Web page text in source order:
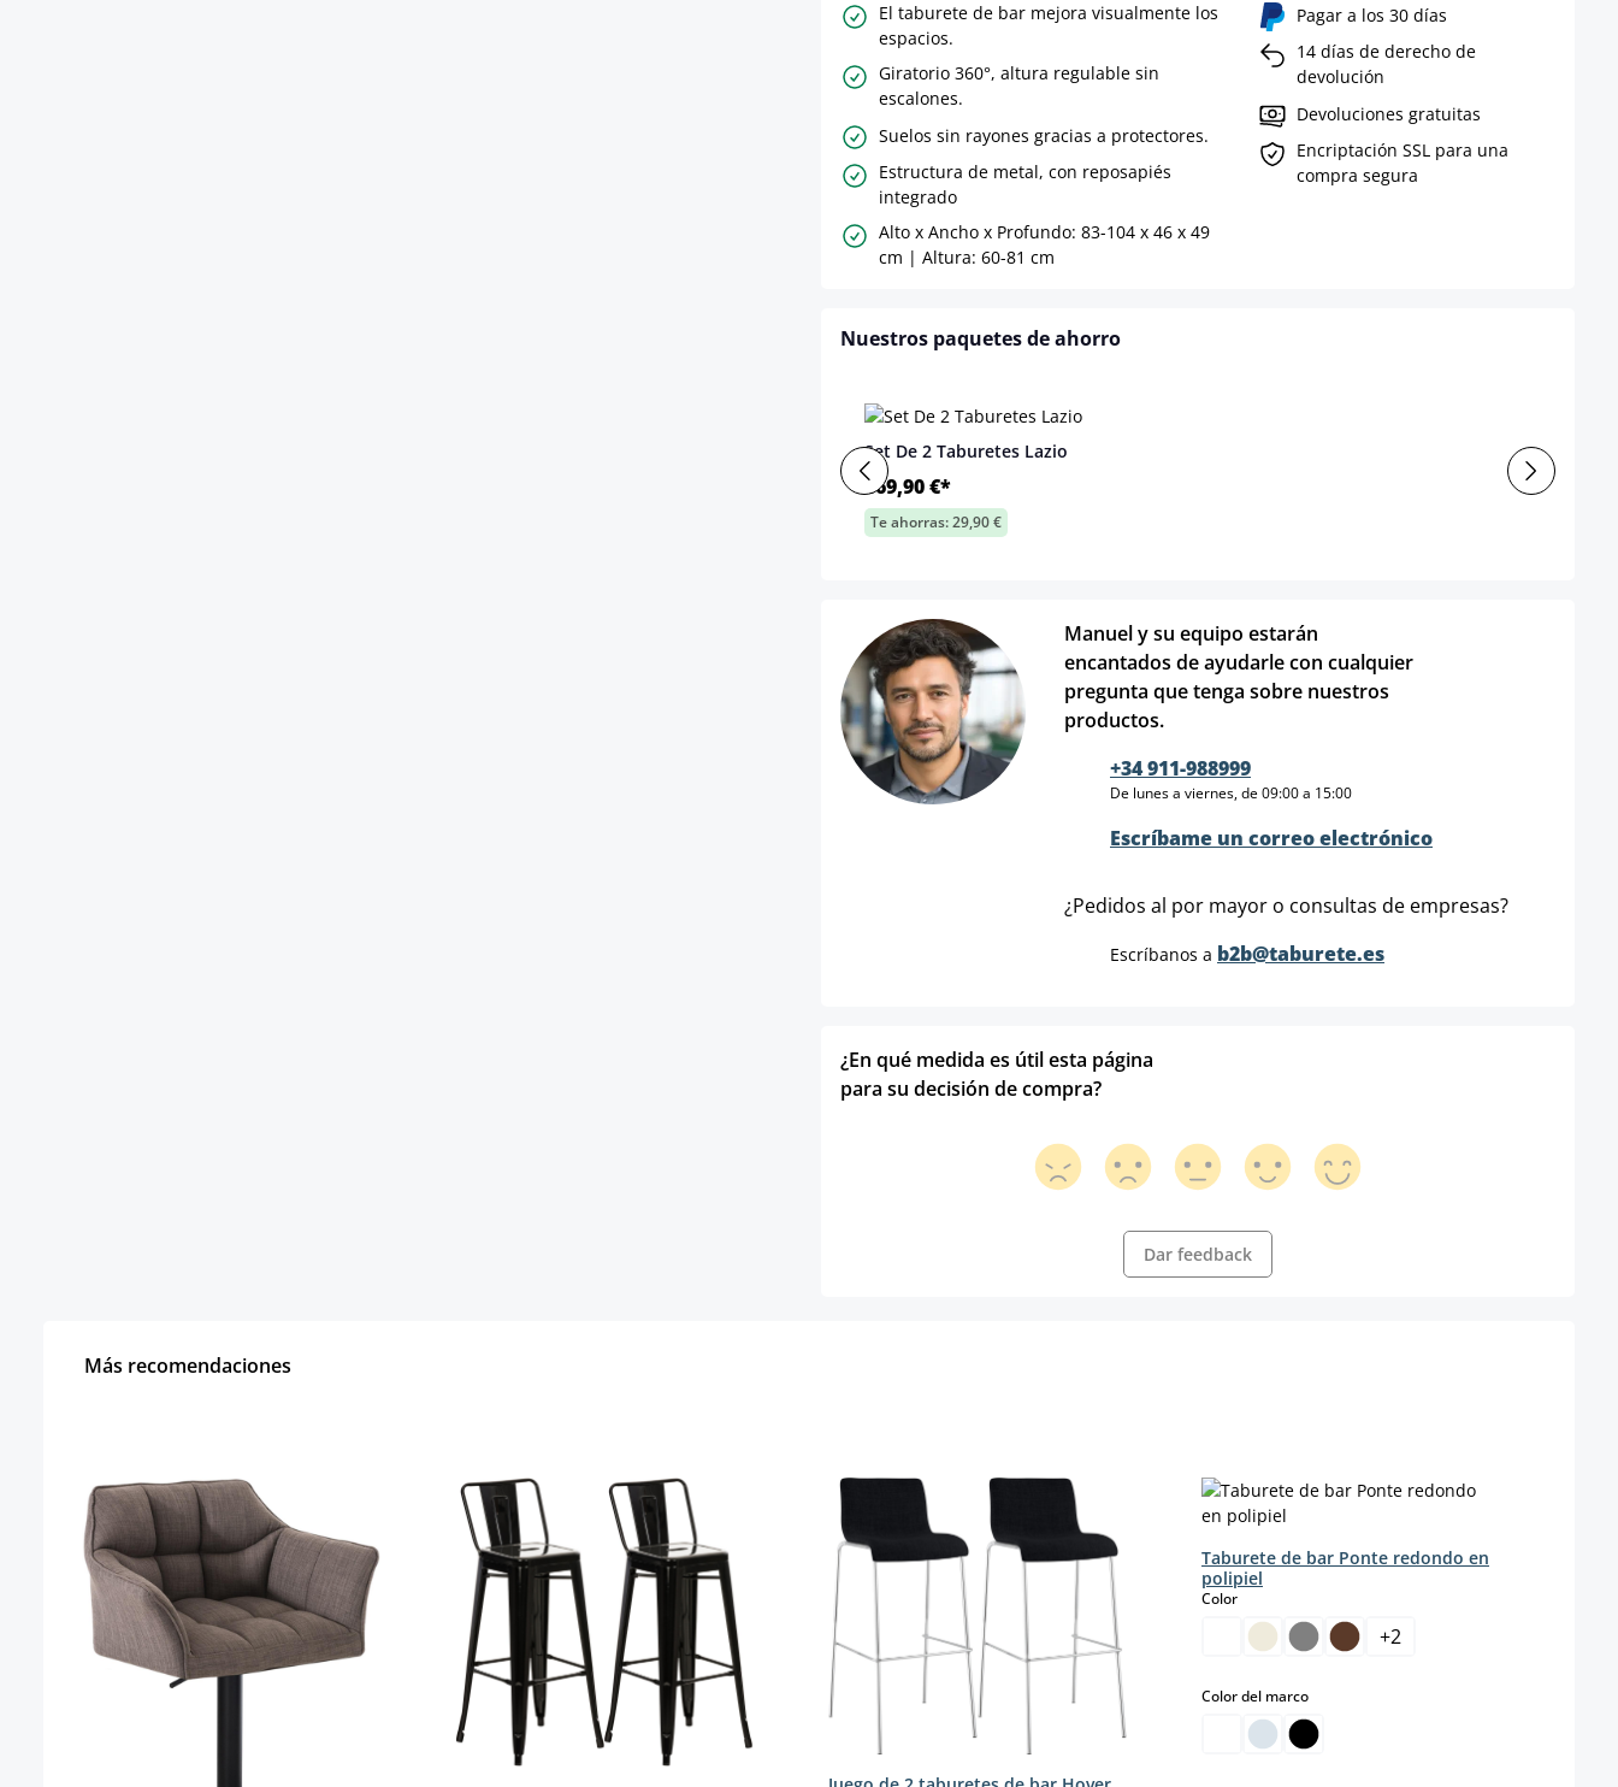
El taburete de bar mejora visualmente los
espacios.
Giratorio 360°, altura regulable sin
escalones.
Suelos sin rayones gracias a protectores.
Estructura de metal, con reposapiés
integrado
Alto x Ancho x Profundo: 83-104 x 46 x 49
cm | Altura: 60-81 cm
Pagar a los 30 días
14 días de derecho de
devolución
Devoluciones gratuitas
Encriptación SSL para una
compra segura
Nuestros paquetes de ahorro
Set De 2 Taburetes Lazio
169,90 €*
Te ahorras: 29,90 €
Manuel y su equipo estarán
encantados de ayudarle con cualquier
pregunta que tenga sobre nuestros
productos.
+34 911-988999
De lunes a viernes, de 09:00 a 15:00
Escríbame un correo electrónico
¿Pedidos al por mayor o consultas de empresas?
Escríbanos a b2b@taburete.es
¿En qué medida es útil esta página
para su decisión de compra?
Dar feedback
Más recomendaciones
Taburete de bar Ponte redondo en
polipiel
Colorselect
+2
Color del marcoselect